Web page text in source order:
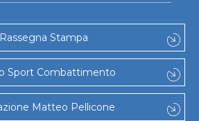
Rassegna Stampa
Sport Combattimento
Matteo Pellicone